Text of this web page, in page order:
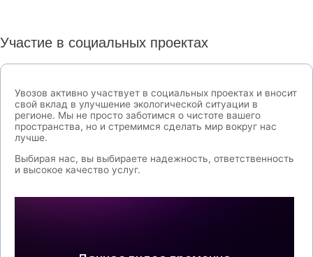
Участие в социальных проектах
Увозов активно участвует в социальных проектах и вносит
свой вклад в улучшение экологической ситуации в
регионе. Мы не просто заботимся о чистоте вашего
пространства, но и стремимся сделать мир вокруг нас
лучше.
Выбирая нас, вы выбираете надежность, ответственность
и высокое качество услуг.